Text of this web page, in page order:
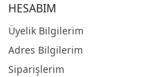
HESABIM
Üyelik Bilgilerim
Adres Bilgilerim
Siparişlerim